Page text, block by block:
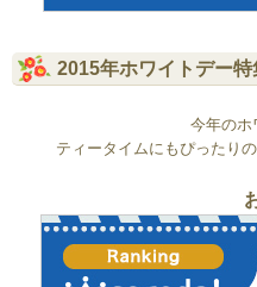
2015年ホワイトデー特
今年のホ
ティータイムにもぴったり